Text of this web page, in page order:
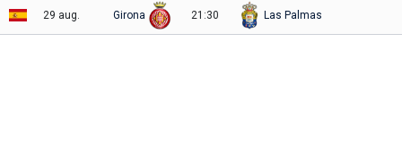
29 aug. Girona 21:30 Las Palmas